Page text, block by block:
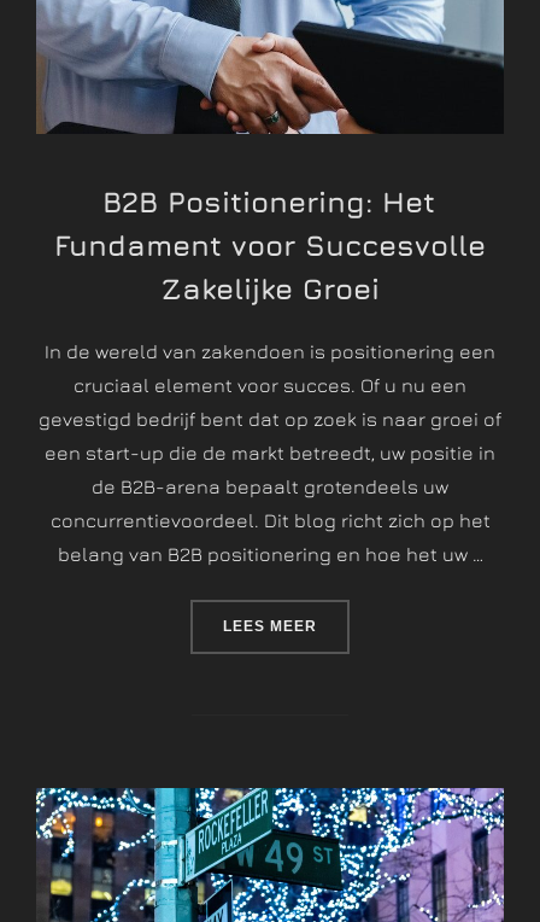
B2B Positionering: Het
Fundament voor Succesvolle
Zakelijke Groei
In de wereld van zakendoen is positionering een
cruciaal element voor succes. Of u nu een
gevestigd bedrijf bent dat op zoek is naar groei of
een start-up die de markt betreedt, uw positie in
de B2B-arena bepaalt grotendeels uw
concurrentievoordeel. Dit blog richt zich op het
belang van B2B positionering en hoe het uw …
LEES MEER